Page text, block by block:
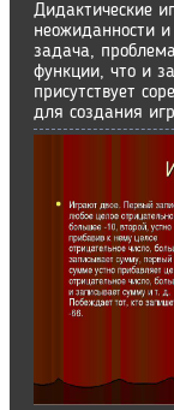
Дидактические
неожиданности
задача,
функции, что и
присутствует
для создания